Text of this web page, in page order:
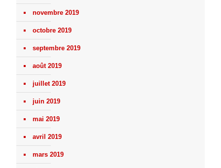
novembre 2019
octobre 2019
septembre 2019
août 2019
juillet 2019
juin 2019
mai 2019
avril 2019
mars 2019